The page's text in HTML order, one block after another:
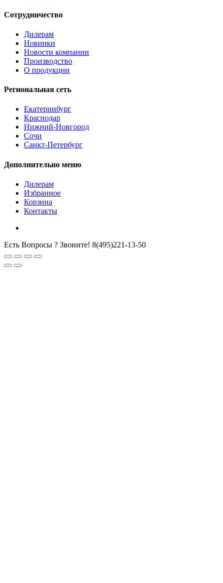
Сотрудничество
Дилерам
Новинки
Новости компании
Производство
О продукции
Региональная сеть
Екатеринбург
Краснодар
Нижний-Новгород
Сочи
Санкт-Петербург
Дополнительно меню
Дилерам
Избранное
Корзина
Контакты
Есть Вопросы ? Звоните! 8(495)221-13-50